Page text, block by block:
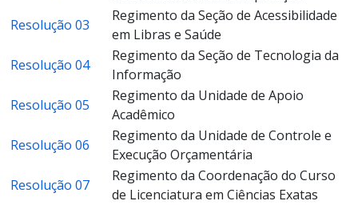
Resolução 03
Regimento da Seção de Acessibilidade
em Libras e Saúde
Resolução 04
Regimento da Seção de Tecnologia da
Informação
Resolução 05
Regimento da Unidade de Apoio
Acadêmico
Resolução 06
Regimento da Unidade de Controle e
Execução Orçamentária
Resolução 07
Regimento da Coordenação do Curso
de Licenciatura em Ciências Exatas